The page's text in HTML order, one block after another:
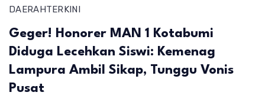
DAERAHTERKINI
Geger! Honorer MAN 1 Kotabumi
Diduga Lecehkan Siswi: Kemenag
Lampura Ambil Sikap, Tunggu Vonis
Pusat